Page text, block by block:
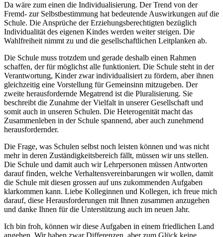
Da wäre zum einen die Individualisierung. Der Trend von der
Fremd- zur Selbstbestimmung hat bedeutende Auswirkungen auf die
Schule. Die Ansprüche der Erziehungsberechtigten bezüglich
Individualität des eigenen Kindes werden weiter steigen. Die
Wahlfreiheit nimmt zu und die gesellschaftlichen Leitplanken ab.
Die Schule muss trotzdem und gerade deshalb einen Rahmen
schaffen, der für möglichst alle funktioniert. Die Schule steht in der
Verantwortung, Kinder zwar individualisiert zu fördern, aber ihnen
gleichzeitig eine Vorstellung für Gemeinsinn mitzugeben. Der
zweite herausfordernde Megatrend ist die Pluralisierung. Sie
beschreibt die Zunahme der Vielfalt in unserer Gesellschaft und
somit auch in unseren Schulen. Die Heterogenität macht das
Zusammenleben in der Schule spannend, aber auch zunehmend
herausfordernder.
Die Frage, was Schulen selbst noch leisten können und was nicht
mehr in deren Zuständigkeitsbereich fällt, müssen wir uns stellen.
Die Schule und damit auch wir Lehrpersonen müssen Antworten
darauf finden, welche Verhaltensvereinbarungen wir wollen, damit
die Schule mit diesen grossen auf uns zukommenden Aufgaben
klarkommen kann. Liebe Kolleginnen und Kollegen, ich freue mich
darauf, diese Herausforderungen mit Ihnen zusammen anzugehen
und danke Ihnen für die Unterstützung auch im neuen Jahr.
Ich bin froh, können wir diese Aufgaben in einem friedlichen Land